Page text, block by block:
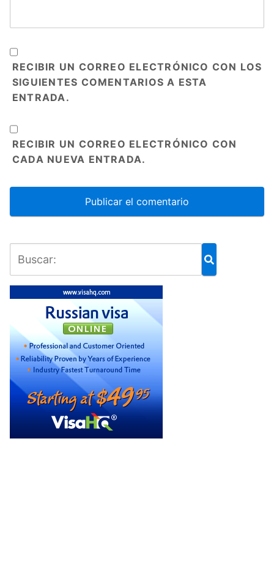
RECIBIR UN CORREO ELECTRÓNICO CON LOS
SIGUIENTES COMENTARIOS A ESTA
ENTRADA.
RECIBIR UN CORREO ELECTRÓNICO CON
CADA NUEVA ENTRADA.